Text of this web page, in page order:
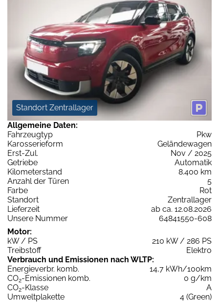
Standort Zentrallager
Allgemeine Daten:
Fahrzeugtyp
Pkw
Karosserieform
Geländewagen
Erst-Zul.
Nov / 2025
Getriebe
Automatik
Kilometerstand
8.400 km
Anzahl der Türen
5
Farbe
Rot
Standort
Zentrallager
Lieferzeit
ab ca. 12.08.2026
Unsere Nummer
64841550-608
Motor:
kW / PS
210 kW / 286 PS
Treibstoff
Elektro
Verbrauch und Emissionen nach WLTP:
Energieverbr. komb.
14,7 kWh/100km
CO2-Emissionen komb.
0 g/km
CO2-Klasse
A
Umweltplakette
4 (Green)